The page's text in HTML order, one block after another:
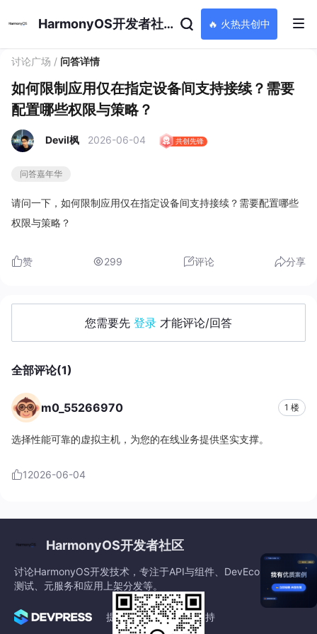
HarmonyOS开发者社区 🔥 火热共创中
讨论广场 / 问答详情
如何限制应用仅在指定设备间支持接续？需要
配置哪些权限与策略？
Devil枫 2026-06-04 共创先锋
问答嘉年华
请问一下，如何限制应用仅在指定设备间支持接续？需要配置哪些
权限与策略？
赞 299 评论 分享
您需要先 登录 才能评论/回答
全部评论(1)
m0_55266970 1 楼
选择性能可靠的虚拟主机，为您的在线业务提供坚实支撑。
12026-06-04
HarmonyOS开发者社区
讨论HarmonyOS开发技术，专注于API与组件、DevEco Studio、
测试、元服务和应用上架分发等。
提供社区服务与技术支持